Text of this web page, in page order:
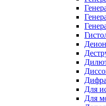
Для
Для